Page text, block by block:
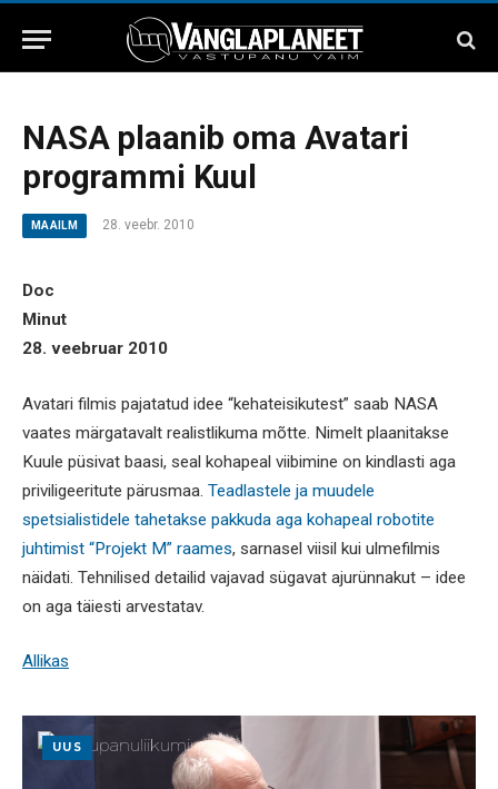
NASA plaanib oma Avatari
programmi Kuul
MAAILM 28. veebr. 2010
Doc
Minut
28. veebruar 2010
Avatari filmis pajatatud idee “kehateisikutest” saab NASA
vaates märgatavalt realistlikuma mõtte. Nimelt plaanitakse
Kuule püsivat baasi, seal kohapeal viibimine on kindlasti aga
priviligeeritute pärusmaa. Teadlastele ja muudele
spetsialistidele tahetakse pakkuda aga kohapeal robotite
juhtimist “Projekt M” raames, sarnasel viisil kui ulmefilmis
näidati. Tehnilised detailid vajavad sügavat ajurünnakut – idee
on aga täiesti arvestatav.
Allikas
UUS